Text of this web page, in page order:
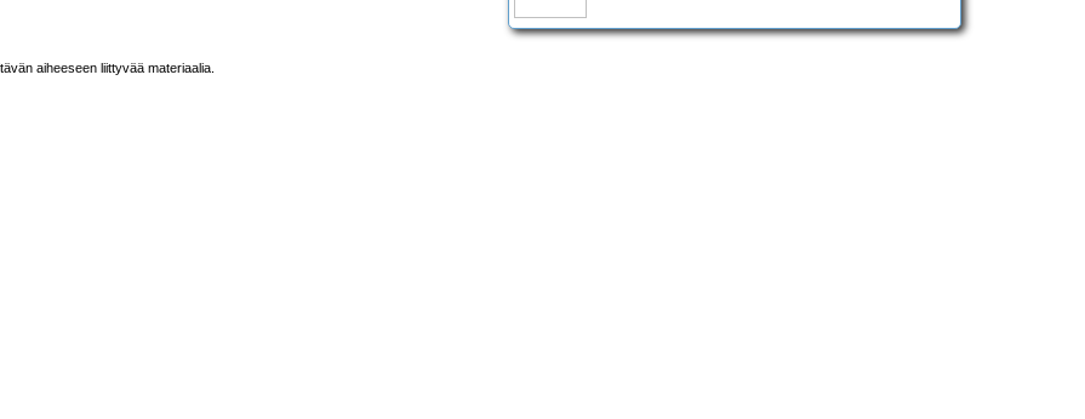
aiheeseen liittyvää materiaalia.